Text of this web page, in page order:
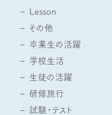
Lesson
その他
卒業生の活躍
学校生活
生徒の活躍
研修旅行
試験・テスト